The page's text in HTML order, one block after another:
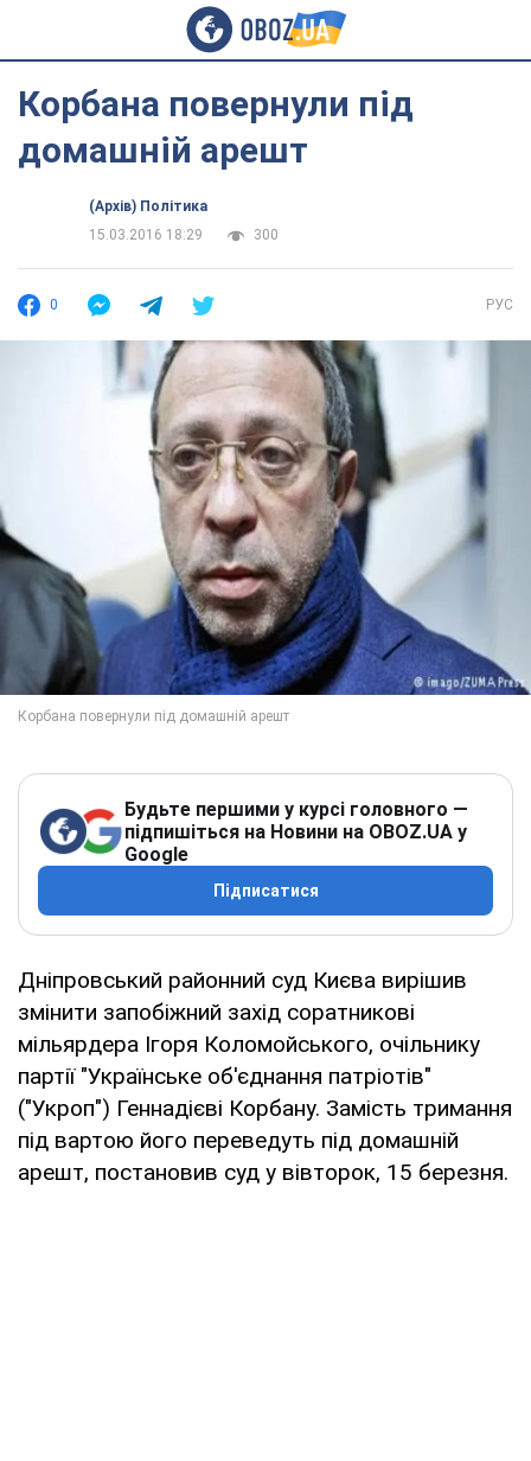
Корбана повернули під
домашній арешт
(Архів) Політика
15.03.2016 18:29
300
0 РУС
Будьте першими у курсі головного —
підпишіться на Новини на OBOZ.UA у
Google
Підписатися
Дніпровський районний суд Києва вирішив
змінити запобіжний захід соратникові
мільярдера Ігоря Коломойського, очільнику
партії "Українське об'єднання патріотів"
("Укроп") Геннадієві Корбану. Замість тримання
під вартою його переведуть під домашній
арешт, постановив суд у вівторок, 15 березня.